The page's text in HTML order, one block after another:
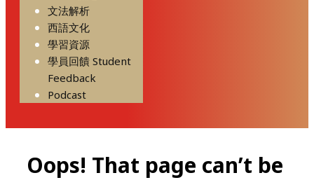
文法解析
西語文化
學習資源
學員回饋 Student
Feedback
Podcast
Oops! That page can’t be